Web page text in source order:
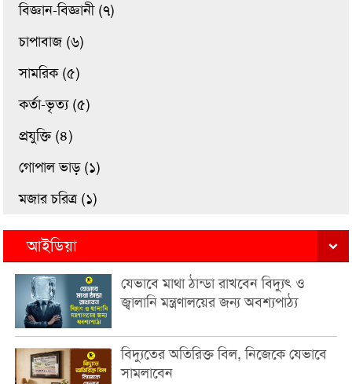
বিজ্ঞান-বিজ্ঞানী (৭)
চাপাবাজ (৬)
সামরিক (৫)
কর্তা-ভৃত্য (৫)
প্রযুক্তি (৪)
গোপাল ভাড় (১)
মজার চরিত্র (১)
আইডিয়া
যেভাবে মাথা ঠান্ডা রাখবেন বিদ্যুৎ ও
জ্বালানি মন্ত্রণালয়ের জন্য অবশ্যপাঠ্য
বিদ্যুতের অতিরিক্ত বিল, নিজেকে যেভাবে
সামলাবেন